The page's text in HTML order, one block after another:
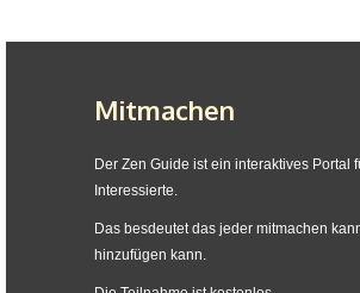
Mitmachen
Der Zen Guide ist ein interaktives Portal
Interessierte.
Das besdeutet das jeder mitmachen
hinzufügen kann.